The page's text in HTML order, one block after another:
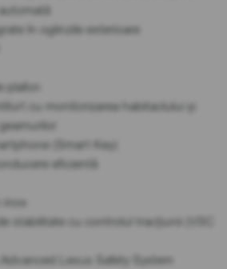
în oglinzile exterioare
plafon
cu monitorizarea habitaclului și
(Smart Key)
eficientă
inox
stabilitate cu controlul tracțiunii (VSC
Lexus Safety System